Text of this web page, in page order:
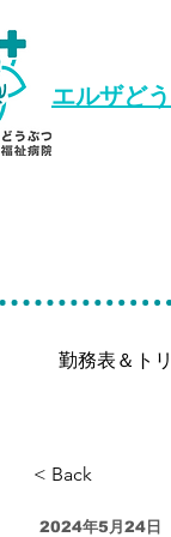
エルザど
勤務表＆ト
< Back
2024年5月24日